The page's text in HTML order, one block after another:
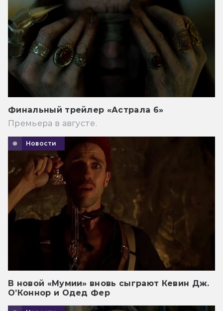
Финальный трейлер «Астрала 6»
Премьера в августе.
Новости
В новой «Мумии» вновь сыграют Кевин Дж.
О’Коннор и Одед Фер